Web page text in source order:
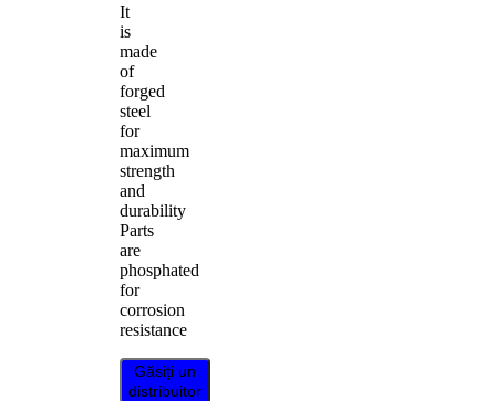
It
is
made
of
forged
steel
for
maximum
strength
and
durability
Parts
are
phosphated
for
corrosion
resistance
Găsiți un
distribuitor